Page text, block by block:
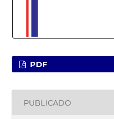
PDF
PUBLICADO